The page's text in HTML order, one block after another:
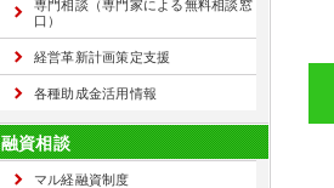
専門相談（専門家による無料相談窓
口）
経営革新計画策定支援
各種助成金活用情報
融資相談
マル経融資制度